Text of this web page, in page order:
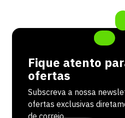
Fique atento
ofertas
Subscreva a nossa
ofertas exclusivas